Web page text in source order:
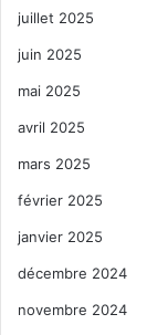
juillet 2025
juin 2025
mai 2025
avril 2025
mars 2025
février 2025
janvier 2025
décembre 2024
novembre 2024